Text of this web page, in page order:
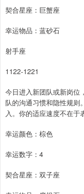
契合星座：巨蟹座
幸运物品：蓝砂石
射手座
1122-1221
今日进入新团队或新岗位
队的沟通习惯和隐性规则
入。你的适应速度不在于
幸运颜色：棕色
幸运数字：4
契合星座：双子座